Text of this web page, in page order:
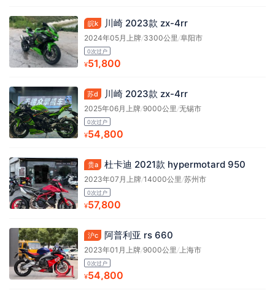
皖k 川崎 2023款 zx-4rr
2024年05月上牌/3300公里/阜阳市
0次过户
¥51,800
苏d 川崎 2023款 zx-4rr
2025年06月上牌/9000公里/无锡市
0次过户
¥54,800
贵a 杜卡迪 2021款 hypermotard 950
2023年07月上牌/14000公里/苏州市
0次过户
¥57,800
沪c 阿普利亚 rs 660
2023年01月上牌/9000公里 /上海市
0次过户
¥54,800